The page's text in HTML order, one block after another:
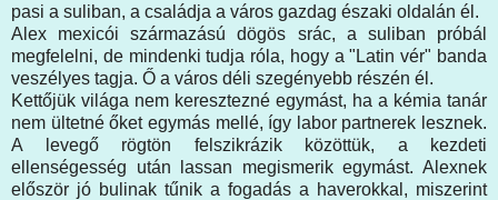
pasi a suliban, a családja a város gazdag északi oldalán él.
Alex mexicói származású dögös srác, a suliban próbál
megfelelni, de mindenki tudja róla, hogy a "Latin vér" banda
veszélyes tagja. Ő a város déli szegényebb részén él.
Kettőjük világa nem keresztezné egymást, ha a kémia tanár
nem ültetné őket egymás mellé, így labor partnerek lesznek.
A levegő rögtön felszikrázik közöttük, a kezdeti
ellenségesség után lassan megismerik egymást. Alexnek
először jó bulinak tűnik a fogadás a haverokkal, miszerint